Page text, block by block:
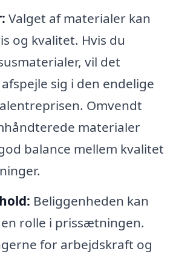
Valget af materialer kan
og kvalitet. Hvis du
vil det
sig i den endelige
Omvendt
materialer
balance mellem kvalitet
Beliggenheden kan
rolle i prissætningen.
for arbejdskraft og